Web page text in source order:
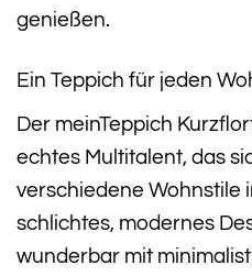
genießen.
Ein Teppich für jeden
Der meinTeppich
echtes Multitalent, das
verschiedene Wohnstile
schlichtes, modernes
wunderbar mit